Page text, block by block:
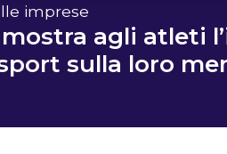
imprese
agli atleti
sulla loro